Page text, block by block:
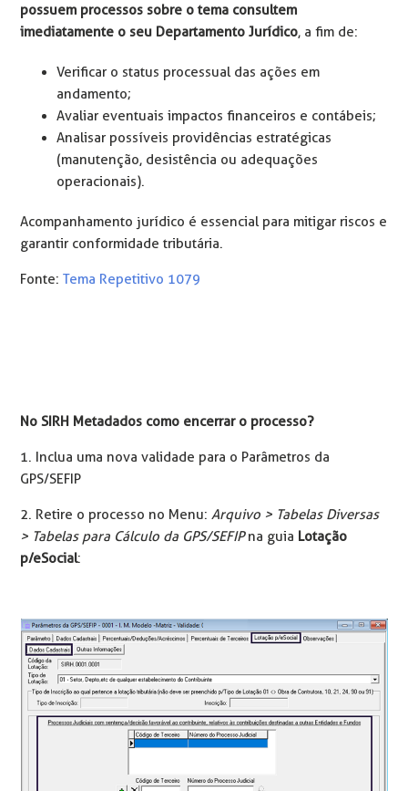
possuem processos sobre o tema consultem
imediatamente o seu Departamento Jurídico, a fim de:
Verificar o status processual das ações em
andamento;
Avaliar eventuais impactos financeiros e contábeis;
Analisar possíveis providências estratégicas
(manutenção, desistência ou adequações
operacionais).
Acompanhamento jurídico é essencial para mitigar riscos e
garantir conformidade tributária.
Fonte:Tema Repetitivo 1079
No SIRH Metadados como encerrar o processo?
1. Inclua uma nova validade para o Parâmetros da
GPS/SEFIP
2. Retire o processo no Menu: Arquivo > Tabelas Diversas
> Tabelas para Cálculo da GPS/SEFIPna guia Lotação
p/eSocial: